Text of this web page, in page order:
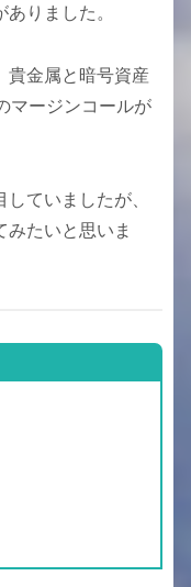
りました。
貴金属と暗号資産
マージンコールが
ていましたが、
みたいと思いま